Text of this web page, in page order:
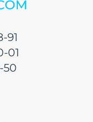
91
01
50